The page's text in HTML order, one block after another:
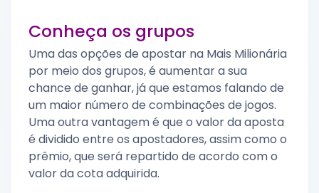
Conheça os grupos
Uma das opções de apostar na Mais Milionária
por meio dos grupos, é aumentar a sua
chance de ganhar, já que estamos falando de
um maior número de combinações de jogos.
Uma outra vantagem é que o valor da aposta
é dividido entre os apostadores, assim como o
prêmio, que será repartido de acordo com o
valor da cota adquirida.